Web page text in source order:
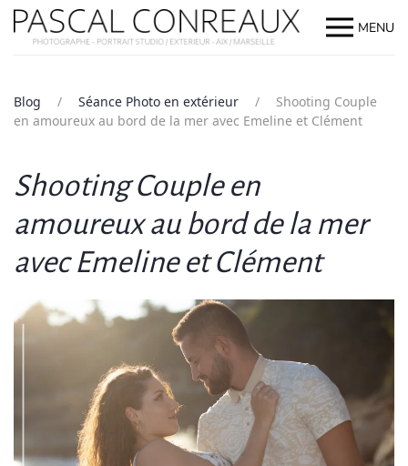
MENU
Blog Séance Photo en extérieur
Shooting Couple
en amoureux au bord de la mer avec Emeline et Clément
Shooting Couple en
amoureux au bord de la mer
avec Emeline et Clément